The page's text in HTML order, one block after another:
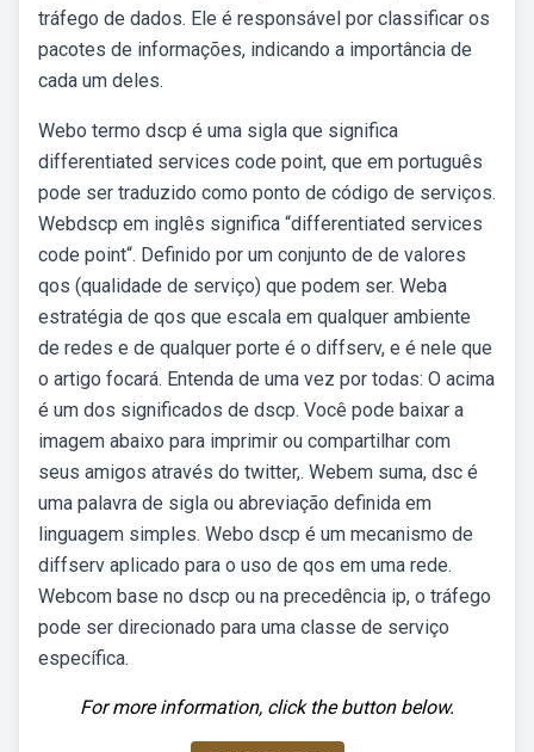
tráfego de dados. Ele é responsável por classificar os
pacotes de informações, indicando a importância de
cada um deles.
Webo termo dscp é uma sigla que significa
differentiated services code point, que em português
pode ser traduzido como ponto de código de serviços.
Webdscp em inglês significa “differentiated services
code point“. Definido por um conjunto de de valores
qos (qualidade de serviço) que podem ser. Weba
estratégia de qos que escala em qualquer ambiente
de redes e de qualquer porte é o diffserv, e é nele que
o artigo focará. Entenda de uma vez por todas: O acima
é um dos significados de dscp. Você pode baixar a
imagem abaixo para imprimir ou compartilhar com
seus amigos através do twitter,. Webem suma, dsc é
uma palavra de sigla ou abreviação definida em
linguagem simples. Webo dscp é um mecanismo de
diffserv aplicado para o uso de qos em uma rede.
Webcom base no dscp ou na precedência ip, o tráfego
pode ser direcionado para uma classe de serviço
específica.
For more information, click the button below.